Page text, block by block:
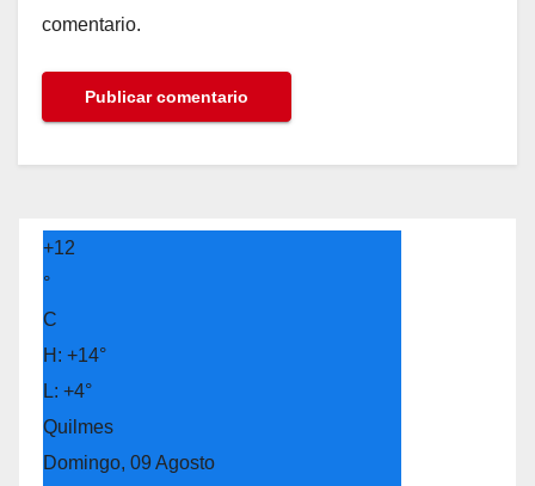
comentario.
+12
°
C
H: +14°
L: +4°
Quilmes
Domingo, 09 Agosto